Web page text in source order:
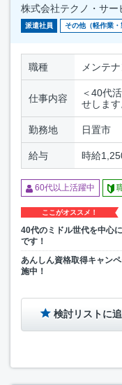
株式会社テクノ・サー
派遣社員 その他（軽作業・
職種 メンテ
仕事内容
＜40代
せします
勤務地 日置市
給与 時給
60代以上活躍中
ここがオススメ！
40代のミドル世代を中心
です！
あんしん資格取得キャン
施中！
検討リストに